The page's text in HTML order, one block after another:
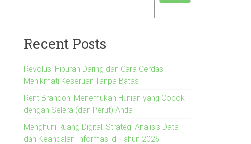
Recent Posts
Revolusi Hiburan Daring dan Cara Cerdas
Menikmati Keseruan Tanpa Batas
Rent Brandon: Menemukan Hunian yang Cocok
dengan Selera (dan Perut) Anda
Menghuni Ruang Digital: Strategi Analisis Data
dan Keandalan Informasi di Tahun 2026